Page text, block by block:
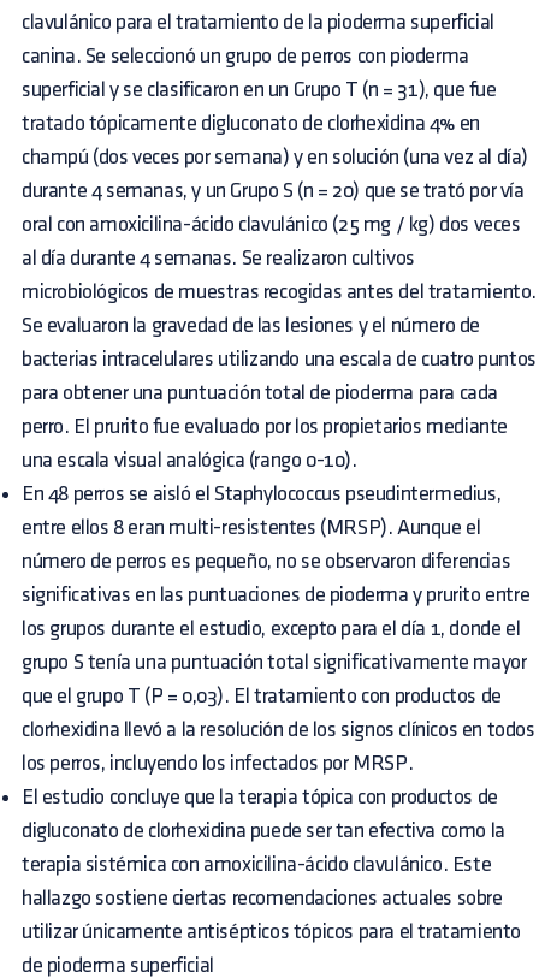
clavulánico para el tratamiento de la pioderma superficial
canina. Se seleccionó un grupo de perros con pioderma
superficial y se clasificaron en un Grupo T (n = 31), que fue
tratado tópicamente digluconato de clorhexidina 4% en
champú (dos veces por semana) y en solución (una vez al día)
durante 4 semanas, y un Grupo S (n = 20) que se trató por vía
oral con amoxicilina-ácido clavulánico (25 mg / kg) dos veces
al día durante 4 semanas. Se realizaron cultivos
microbiológicos de muestras recogidas antes del tratamiento.
Se evaluaron la gravedad de las lesiones y el número de
bacterias intracelulares utilizando una escala de cuatro puntos
para obtener una puntuación total de pioderma para cada
perro. El prurito fue evaluado por los propietarios mediante
una escala visual analógica (rango 0-10).
En 48 perros se aisló el Staphylococcus pseudintermedius,
entre ellos 8 eran multi-resistentes (MRSP). Aunque el
número de perros es pequeño, no se observaron diferencias
significativas en las puntuaciones de pioderma y prurito entre
los grupos durante el estudio, excepto para el día 1, donde el
grupo S tenía una puntuación total significativamente mayor
que el grupo T (P = 0,03). El tratamiento con productos de
clorhexidina llevó a la resolución de los signos clínicos en todos
los perros, incluyendo los infectados por MRSP.
El estudio concluye que la terapia tópica con productos de
digluconato de clorhexidina puede ser tan efectiva como la
terapia sistémica con amoxicilina-ácido clavulánico. Este
hallazgo sostiene ciertas recomendaciones actuales sobre
utilizar únicamente antisépticos tópicos para el tratamiento
de pioderma superficial